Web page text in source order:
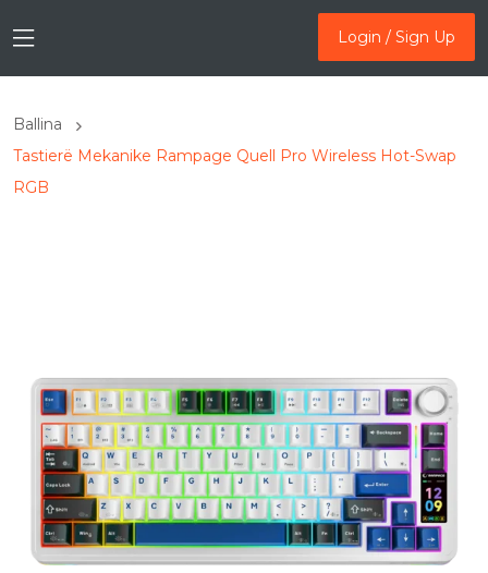
Login / Sign Up
Login / Sign Up
Ballina
Tastierë Mekanike Rampage Quell Pro Wireless Hot-Swap
RGB